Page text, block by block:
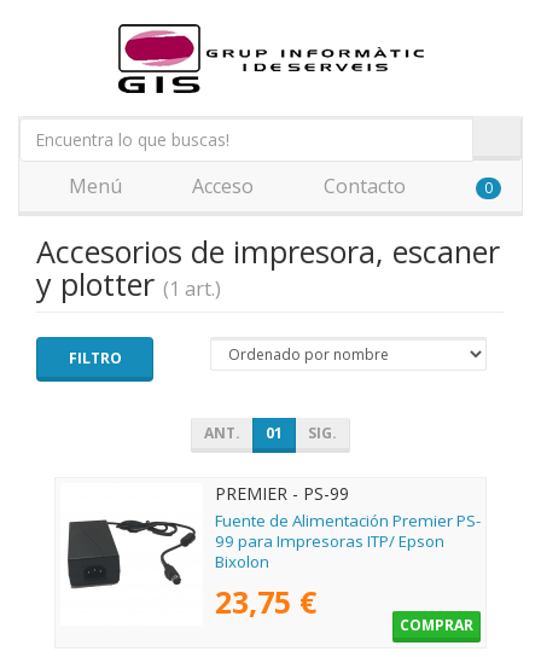
Menú Acceso Contacto 0
Accesorios de impresora, escaner
y plotter (1 art.)
FILTRO
ANT. 01 SIG.
PREMIER - PS-99
Fuente de Alimentación Premier PS-
99 para Impresoras ITP/ Epson
Bixolon
23,75 €
COMPRAR